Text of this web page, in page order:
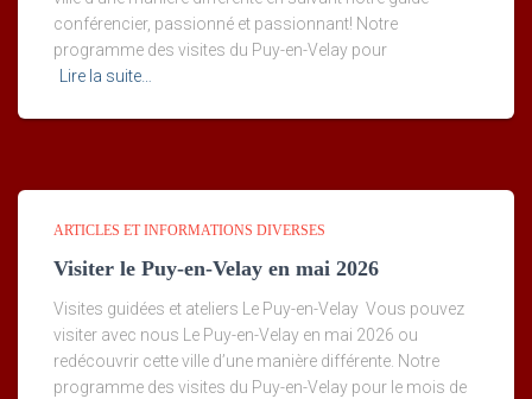
conférencier, passionné et passionnant! Notre
programme des visites du Puy-en-Velay pour
Lire la suite…
ARTICLES ET INFORMATIONS DIVERSES
Visiter le Puy-en-Velay en mai 2026
Visites guidées et ateliers Le Puy-en-Velay Vous pouvez
visiter avec nous Le Puy-en-Velay en mai 2026 ou
redécouvrir cette ville d’une manière différente. Notre
programme des visites du Puy-en-Velay pour le mois de